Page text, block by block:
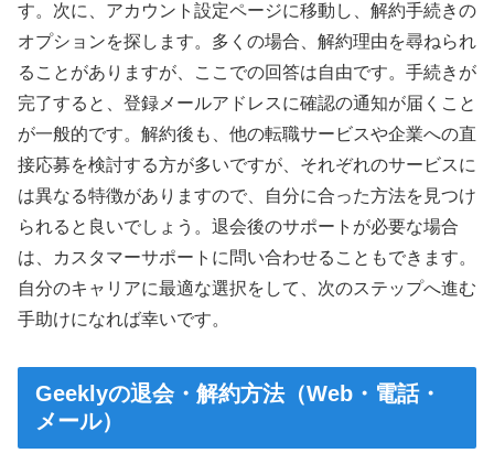
す。次に、アカウント設定ページに移動し、解約手続きの
オプションを探します。多くの場合、解約理由を尋ねられ
ることがありますが、ここでの回答は自由です。手続きが
完了すると、登録メールアドレスに確認の通知が届くこと
が一般的です。解約後も、他の転職サービスや企業への直
接応募を検討する方が多いですが、それぞれのサービスに
は異なる特徴がありますので、自分に合った方法を見つけ
られると良いでしょう。退会後のサポートが必要な場合
は、カスタマーサポートに問い合わせることもできます。
自分のキャリアに最適な選択をして、次のステップへ進む
手助けになれば幸いです。
Geeklyの退会・解約方法（Web・電話・
メール）